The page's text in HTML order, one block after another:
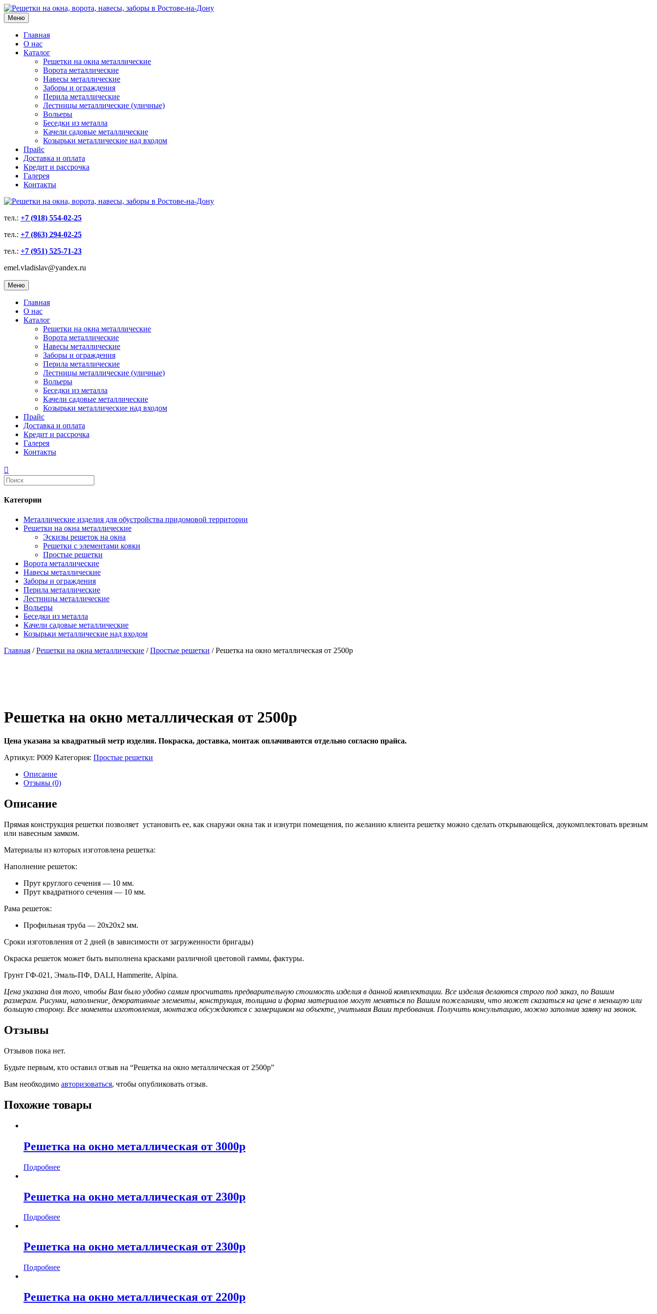
Меню
Главная
О нас
Каталог
Решетки на окна металлические
Ворота металлические
Навесы металлические
Заборы и ограждения
Перила металлические
Лестницы металлические (уличные)
Вольеры
Беседки из металла
Качели садовые металлические
Козырьки металлические над входом
Прайс
Доставка и оплата
Кредит и рассрочка
Галерея
Контакты
тел.: +7 (918) 554-02-25
тел.: +7 (863) 294-02-25
тел.: +7 (951) 525-71-23
emel.vladislav@yandex.ru
Меню
Главная
О нас
Каталог
Решетки на окна металлические
Ворота металлические
Навесы металлические
Заборы и ограждения
Перила металлические
Лестницы металлические (уличные)
Вольеры
Беседки из металла
Качели садовые металлические
Козырьки металлические над входом
Прайс
Доставка и оплата
Кредит и рассрочка
Галерея
Контакты
Категории
Металлические изделия для обустройства придомовой территории
Решетки на окна металлические
Эскизы решеток на окна
Решетки с элементами ковки
Простые решетки
Ворота металлические
Навесы металлические
Заборы и ограждения
Перила металлические
Лестницы металлические
Вольеры
Беседки из металла
Качели садовые металлические
Козырьки металлические над входом
Главная /Решетки на окна металлические /Простые решетки / Решетка на окно металлическая от 2500р
Решетка на окно металлическая от 2500р
Цена указана за квадратный метр изделия. Покраска, доставка, монтаж оплачиваются отдельно согласно прайса.
Артикул: Р009 Категория: Простые решетки
Описание
Отзывы (0)
Описание
Прямая конструкция решетки позволяет установить ее, как снаружи окна так и изнутри помещения, по желанию клиента решетку можно сделать открывающейся, доукомплектовать врезным
или навесным замком.
Материалы из которых изготовлена решетка:
Наполнение решеток:
Прут круглого сечения — 10 мм.
Прут квадратного сечения — 10 мм.
Рама решеток:
Профильная труба — 20х20х2 мм.
Сроки изготовления от 2 дней (в зависимости от загруженности бригады)
Окраска решеток может быть выполнена красками различной цветовой гаммы, фактуры.
Грунт ГФ-021, Эмаль-ПФ, DALI, Hammerite, Alpina.
Цена указана для того, чтобы Вам было удобно самим просчитать предварительную стоимость изделия в данной комплектации. Все изделия делаются строго под заказ, по Вашим
размерам. Рисунки, наполнение, декоративные элементы, конструкция, толщина и форма материалов могут меняться по Вашим пожеланиям, что может сказаться на цене в меньшую или
большую сторону. Все моменты изготовления, монтажа обсуждаются с замерщиком на объекте, учитывая Ваши требования. Получить консультацию, можно заполнив заявку на звонок.
Отзывы
Отзывов пока нет.
Будьте первым, кто оставил отзыв на “Решетка на окно металлическая от 2500р”
Вам необходимо авторизоваться, чтобы опубликовать отзыв.
Похожие товары
Решетка на окно металлическая от 3000р
Подробнее
Решетка на окно металлическая от 2300р
Подробнее
Решетка на окно металлическая от 2300р
Подробнее
Решетка на окно металлическая от 2200р